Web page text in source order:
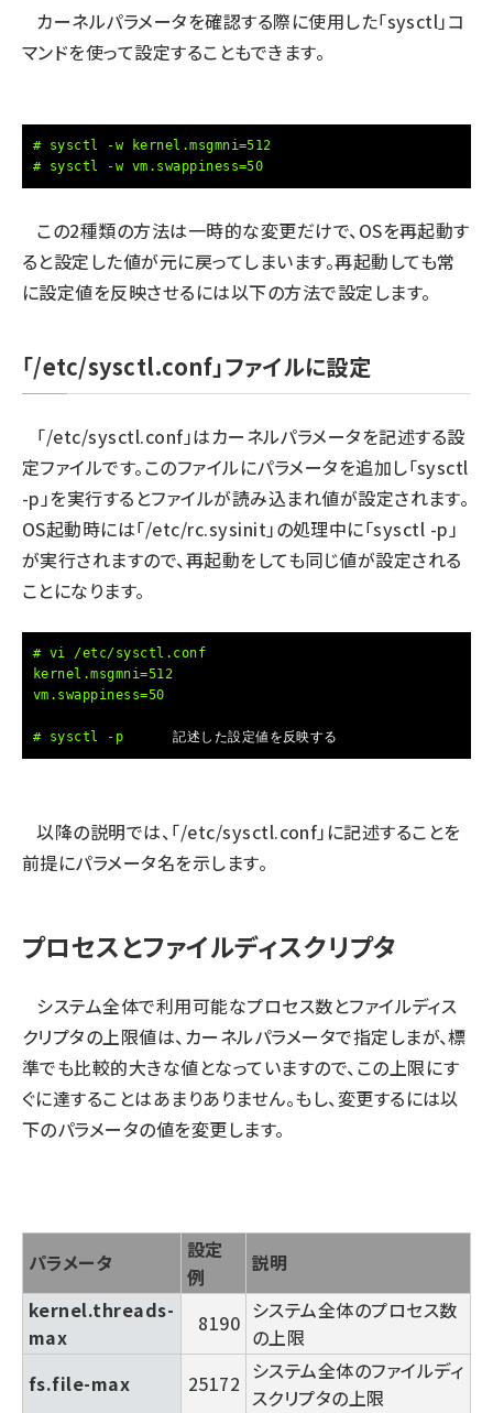
カーネルパラメータを確認する際に使用した「sysctl」コ
マンドを使って設定することもできます。
# sysctl -w kernel.msgmni=512
# sysctl -w vm.swappiness=50
この2種類の方法は一時的な変更だけで、OSを再起動す
ると設定した値が元に戻ってしまいます。再起動しても常
に設定値を反映させるには以下の方法で設定します。
「/etc/sysctl.conf」ファイルに設定
「/etc/sysctl.conf」はカーネルパラメータを記述する設
定ファイルです。このファイルにパラメータを追加し「sysctl
-p」を実行するとファイルが読み込まれ値が設定されます。
OS起動時には「/etc/rc.sysinit」の処理中に「sysctl -p」
が実行されますので、再起動をしても同じ値が設定される
ことになります。
# vi /etc/sysctl.conf
kernel.msgmni=512
vm.swappiness=50
# sysctl -p記述した設定値を反映する
以降の説明では、「/etc/sysctl.conf」に記述することを
前提にパラメータ名を示します。
プロセスとファイルディスクリプタ
システム全体で利用可能なプロセス数とファイルディス
クリプタの上限値は、カーネルパラメータで指定しまが、標
準でも比較的大きな値となっていますので、この上限にす
ぐに達することはあまりありません。もし、変更するには以
下のパラメータの値を変更します。
パラメータ
設定
例
説明
kernel.threads-
max
8190 システム全体のプロセス数
の上限
fs.file-max
25172 システム全体のファイルディ
スクリプタの上限